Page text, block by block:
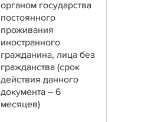
органом государства
постоянного
проживания
иностранного
гражданина, лица без
гражданства (срок
действия данного
документа – 6
месяцев)